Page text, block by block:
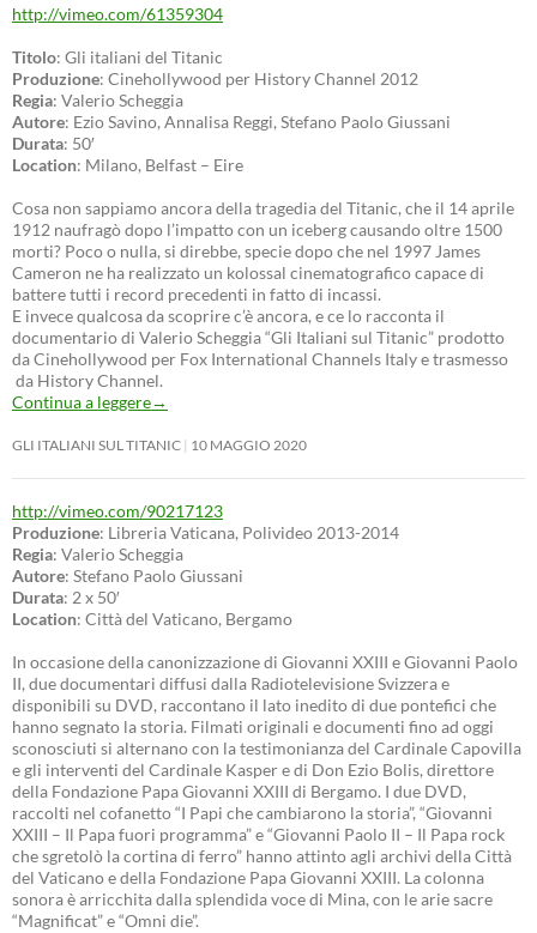
http://vimeo.com/61359304
Titolo: Gli italiani del Titanic
Produzione: Cinehollywood per History Channel 2012
Regia: Valerio Scheggia
Autore: Ezio Savino, Annalisa Reggi, Stefano Paolo Giussani
Durata: 50′
Location: Milano, Belfast – Eire
Cosa non sappiamo ancora della tragedia del Titanic, che il 14 aprile
1912 naufragò dopo l’impatto con un iceberg causando oltre 1500
morti? Poco o nulla, si direbbe, specie dopo che nel 1997 James
Cameron ne ha realizzato un kolossal cinematografico capace di
battere tutti i record precedenti in fatto di incassi.
E invece qualcosa da scoprire c’è ancora, e ce lo racconta il
documentario di Valerio Scheggia “Gli Italiani sul Titanic” prodotto
da Cinehollywood per Fox International Channels Italy e trasmesso
da History Channel.
Continua a leggere→
GLI ITALIANI SUL TITANIC 10 MAGGIO 2020
http://vimeo.com/90217123
Produzione: Libreria Vaticana, Polivideo 2013-2014
Regia: Valerio Scheggia
Autore: Stefano Paolo Giussani
Durata: 2 x 50′
Location: Città del Vaticano, Bergamo
In occasione della canonizzazione di Giovanni XXIII e Giovanni Paolo
II, due documentari diffusi dalla Radiotelevisione Svizzera e
disponibili su DVD, raccontano il lato inedito di due pontefici che
hanno segnato la storia. Filmati originali e documenti fino ad oggi
sconosciuti si alternano con la testimonianza del Cardinale Capovilla
e gli interventi del Cardinale Kasper e di Don Ezio Bolis, direttore
della Fondazione Papa Giovanni XXIII di Bergamo. I due DVD,
raccolti nel cofanetto “I Papi che cambiarono la storia”, “Giovanni
XXIII – Il Papa fuori programma” e “Giovanni Paolo II – Il Papa rock
che sgretolò la cortina di ferro” hanno attinto agli archivi della Città
del Vaticano e della Fondazione Papa Giovanni XXIII. La colonna
sonora è arricchita dalla splendida voce di Mina, con le arie sacre
“Magnificat” e “Omni die”.